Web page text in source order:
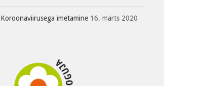
Koroonaviirusega imetamine 16. märts 2020